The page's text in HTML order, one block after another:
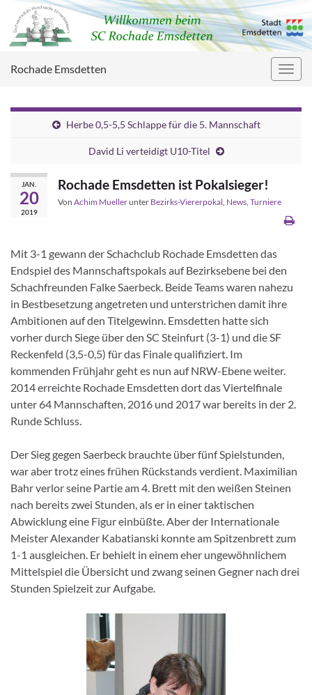
Rochade Emsdetten
Herbe 0,5-5,5 Schlappe für die 5. Mannschaft
David Li verteidigt U10-Titel
JAN.
20
2019
Rochade Emsdetten ist Pokalsieger!
Von Achim Muellerunter Bezirks-Viererpokal News Turniere
Mit 3-1 gewann der Schachclub Rochade Emsdetten das
Endspiel des Mannschaftspokals auf Bezirksebene bei den
Schachfreunden Falke Saerbeck. Beide Teams waren nahezu
in Bestbesetzung angetreten und unterstrichen damit ihre
Ambitionen auf den Titelgewinn. Emsdetten hatte sich
vorher durch Siege über den SC Steinfurt (3-1) und die SF
Reckenfeld (3,5-0,5) für das Finale qualifiziert. Im
kommenden Frühjahr geht es nun auf NRW-Ebene weiter.
2014 erreichte Rochade Emsdetten dort das Viertelfinale
unter 64 Mannschaften, 2016 und 2017 war bereits in der 2.
Runde Schluss.
Der Sieg gegen Saerbeck brauchte über fünf Spielstunden,
war aber trotz eines frühen Rückstands verdient. Maximilian
Bahr verlor seine Partie am 4. Brett mit den weißen Steinen
nach bereits zwei Stunden, als er in einer taktischen
Abwicklung eine Figur einbüßte. Aber der Internationale
Meister Alexander Kabatianski konnte am Spitzenbrett zum
1-1 ausgleichen. Er behielt in einem eher ungewöhnlichem
Mittelspiel die Übersicht und zwang seinen Gegner nach drei
Stunden Spielzeit zur Aufgabe.